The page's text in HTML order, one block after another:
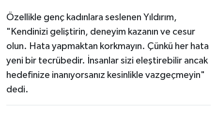
Özellikle genç kadınlara seslenen Yıldırım,
"Kendinizi geliştirin, deneyim kazanın ve cesur
olun. Hata yapmaktan korkmayın. Çünkü her hata
yeni bir tecrübedir. İnsanlar sizi eleştirebilir ancak
hedefinize inanıyorsanız kesinlikle vazgeçmeyin"
dedi.